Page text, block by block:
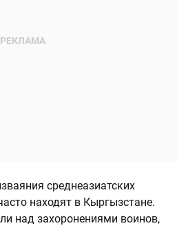
среднеазиатских
находят в Кыргызстане.
над захоронениями воинов,